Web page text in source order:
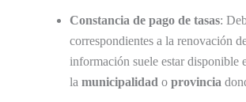
Constancia de pago de tasas:
correspondientes a la renovación
información suele estar disponible
la municipalidad o provincia